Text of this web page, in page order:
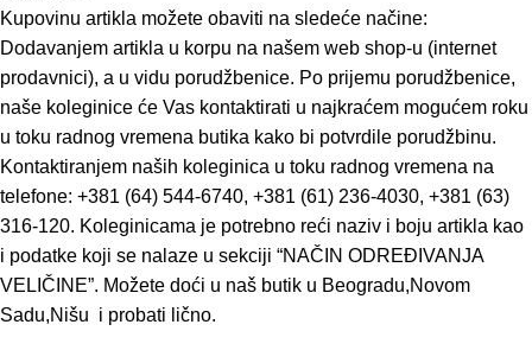
Kupovinu artikla možete obaviti na sledeće načine:
Dodavanjem artikla u korpu na našem web shop-u (internet
prodavnici), a u vidu porudžbenice. Po prijemu porudžbenice,
naše koleginice će Vas kontaktirati u najkraćem mogućem roku
u toku radnog vremena butika kako bi potvrdile porudžbinu.
Kontaktiranjem naših koleginica u toku radnog vremena na
telefone: +381 (64) 544-6740, +381 (61) 236-4030, +381 (63)
316-120. Koleginicama je potrebno reći naziv i boju artikla kao
i podatke koji se nalaze u sekciji “NAČIN ODREĐIVANJA
VELIČINE”. Možete doći u naš butik u Beogradu,Novom
Sadu,Nišu i probati lično.